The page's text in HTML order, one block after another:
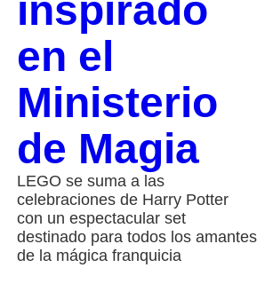
inspirado
en el
Ministerio
de Magia
LEGO se suma a las
celebraciones de Harry Potter
con un espectacular set
destinado para todos los amantes
de la mágica franquicia